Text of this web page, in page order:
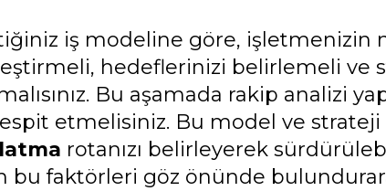
iş modeline göre, işletmenizin
hedeflerinizi belirlemeli ve
Bu aşamada rakip analizi
etmelisiniz. Bu model ve
rotanızı belirleyerek
bu faktörleri göz önünde